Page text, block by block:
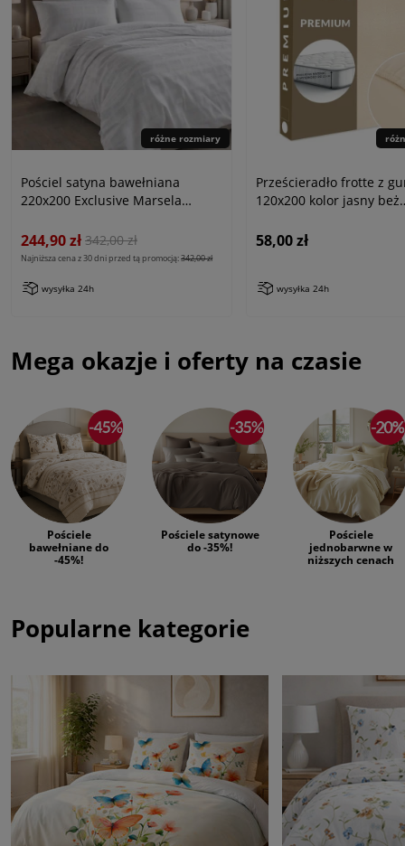
różne rozmiary
Pościel satyna bawełniana
220x200 Exclusive Marsela
244,90 zł 342,00 zł
Najniższa cena z 30 dni przed tą promocją:342,00 zł
wysyłka 24h
Prześcieradło frotte z
120x200 kolor jasny beż
58,00 zł
wysyłka 24h
Mega okazje i oferty na czasie
Pościele
bawełniane do
-45%!
Pościele satynowe
do -35%!
Pościele
jednobarwne w
niższych cenach
Popularne kategorie